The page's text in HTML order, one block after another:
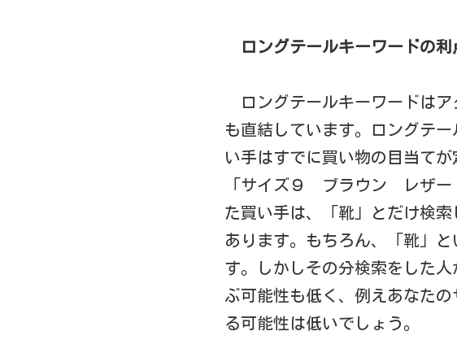
ロングテールキーワードの利
ロングテールキーワードは
も直結しています。ロングテ
い手はすでに買い物の目当て
「サイズ９ ブラウン レザー
た買い手は、「靴」とだけ検
あります。もちろん、「靴」
す。しかしその分検索をした
ぶ可能性も低く、例えあなた
る可能性は低いでしょう。